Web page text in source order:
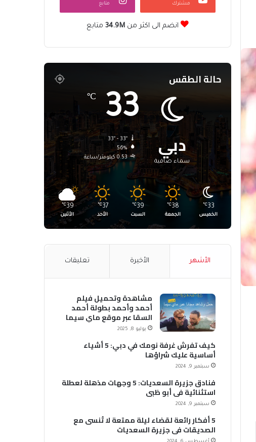
مشترك متابع
انضم الى اكثر من34.9M متابع
حالة الطقس
دبي
سماء صافية
33
℃
33º - 33º
56%
0.53 كيلومتر/ساعة
33
℃
الخميس
38
℃
الجمعة
39
℃
السبت
37
℃
الأحد
39
℃
الأثنين
الأشهر الأخيرة تعليقات
مشاهدة وتحميل فيلم
أحمد وأحمد بطولة أحمد
السقا عبر موقع ماي سيما
MyCima (وي سيما WeCima)
يوليو 8, 2025
كيف تفرش غرفة نومك في دبي: 5 أشياء
أساسية عليك شراؤها
سبتمبر 9, 2024
فنادق جزيرة السعديات: 5 وجهات مذهلة لعطلة
استثنائية في أبو ظبي
سبتمبر 9, 2024
5 أفكار رائعة لقضاء ليلة ممتعة لا تُنسى مع
الصديقات في جزيرة السعديات